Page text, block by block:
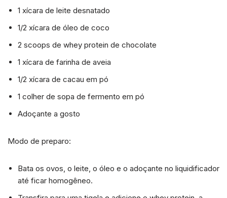
1 xícara de leite desnatado
1/2 xícara de óleo de coco
2 scoops de whey protein de chocolate
1 xícara de farinha de aveia
1/2 xícara de cacau em pó
1 colher de sopa de fermento em pó
Adoçante a gosto
Modo de preparo:
Bata os ovos, o leite, o óleo e o adoçante no liquidificador
até ficar homogêneo.